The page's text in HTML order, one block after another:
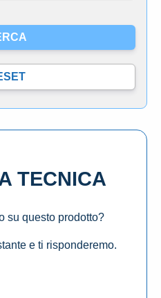
TECNICA
su questo prodotto?
e ti risponderemo.